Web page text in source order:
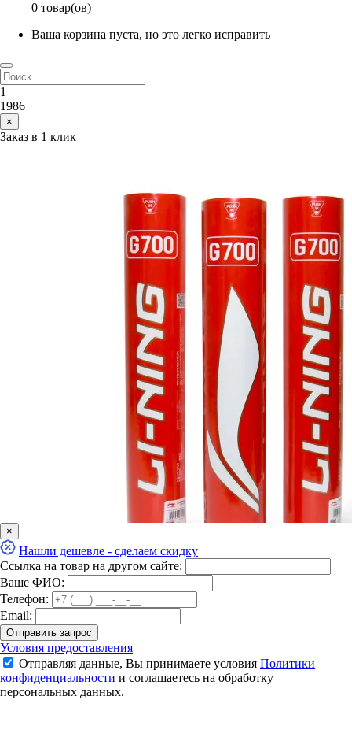
0 товар(ов)
Ваша корзина пуста, но это легко исправить
1
1986
×
Заказ в 1 клик
Воланы для бадминтона перьевые Li-Ning G700
4 100 ₽
×
Нашли дешевле - сделаем скидку
Ссылка на товар на другом сайте:
Ваше ФИО:
Телефон:
Email:
Отправить запрос
Условия предоставления
Отправляя данные, Вы принимаете условия Политики
конфиденциальности и соглашаетесь на обработку
персональных данных.